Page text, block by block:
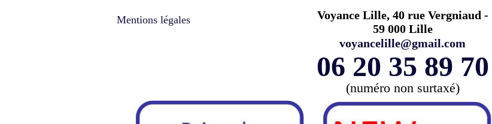
Voyance Lille, 40 rue Vergniaud -
59 000 Lille
voyancelille@gmail.com
06 20 35 89 70
(numéro non surtaxé)
Mentions légales